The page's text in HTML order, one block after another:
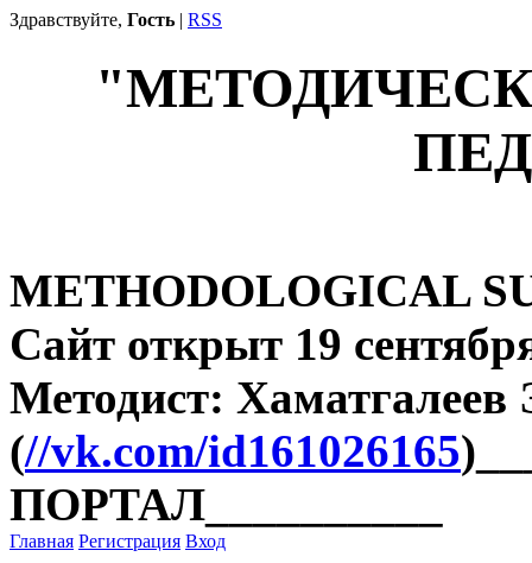
Здравствуйте, Гость | RSS
METHODOLOGICAL
Сайт открыт 19
Методист:
(//vk.com/id161026165
ПОРТАЛ__________
Главная Регистрация Вход